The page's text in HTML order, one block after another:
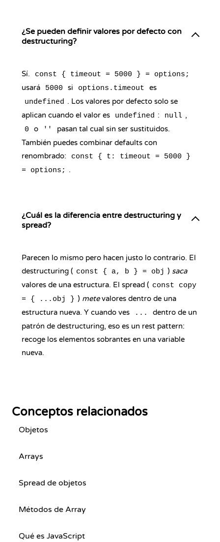
¿Se pueden definir valores por defecto con
destructuring?
Sí. const { timeout = 5000 } = options;
usará 5000 si options.timeout es
undefined . Los valores por defecto solo se
aplican cuando el valor es
undefined : null ,
0 o ''
pasan tal cual sin ser sustituidos.
También puedes combinar defaults con
renombrado:
const { t: timeout = 5000 }
= options; .
¿Cuál es la diferencia entre destructuring y
spread?
Parecen lo mismo pero hacen justo lo contrario. El
destructuring ( const { a, b } = obj ) saca
valores de una estructura. El spread ( const copy
= { ...obj } ) metevalores dentro de una
estructura nueva. Y cuando ves
...
dentro de un
patrón de destructuring, eso es un rest pattern:
recoge los elementos sobrantes en una variable
nueva.
Conceptos relacionados
Objetos
Arrays
Spread de objetos
Métodos de Array
Qué es JavaScript